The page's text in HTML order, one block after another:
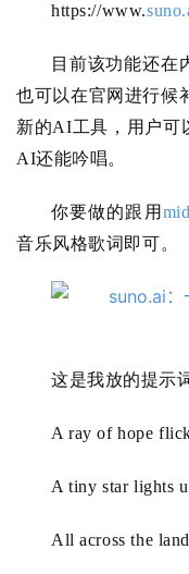
https://www.
目前该功能还在
也可以在官网进行候
新的AI工具，用户可
AI还能吟唱。
你要做的跟用
音乐风格歌词即可。
这是我放的提示
A ray of hope
A tiny star lights
All across the